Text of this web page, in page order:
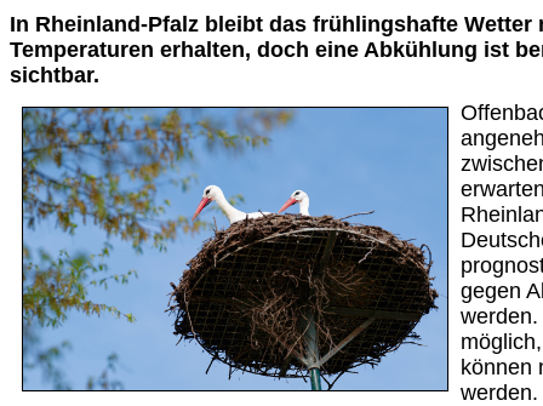
In Rheinland-Pfalz bleibt das frühlingshafte Wetter
Temperaturen erhalten, doch eine Abkühlung ist
sichtbar.
gegen
können
werden.